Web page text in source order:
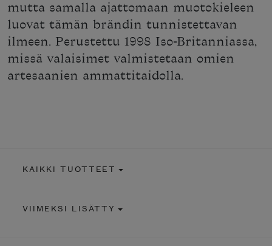
mutta samalla ajattomaan muotokieleen
luovat tämän brändin tunnistettavan
ilmeen. Perustettu 1998 Iso-Britanniassa,
missä valaisimet valmistetaan omien
artesaanien ammattitaidolla.
KAIKKI TUOTTEET
VIIMEKSI LISÄTTY